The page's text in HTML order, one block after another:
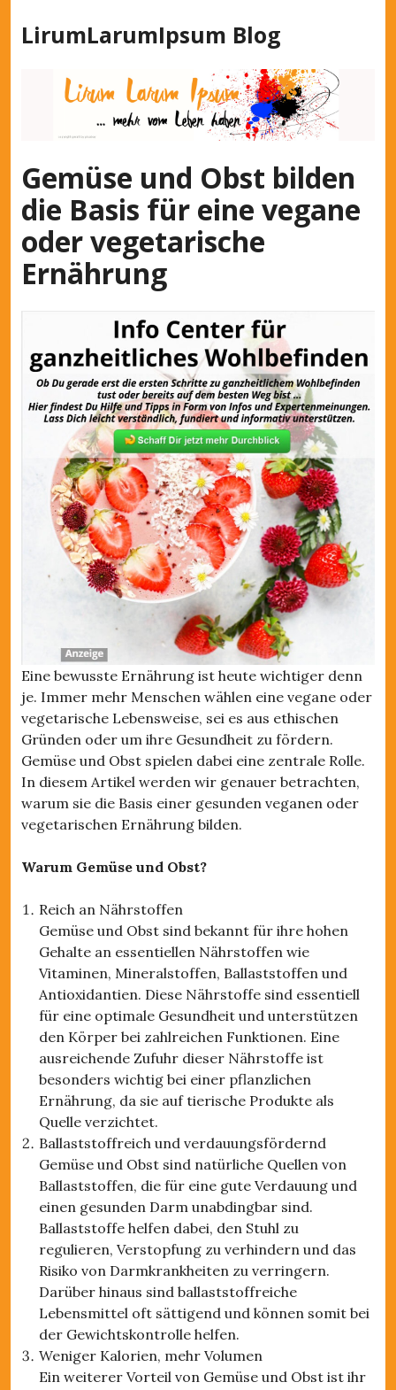
u
t
s
p
r
i
n
g
LirumLarumIpsum Blog
Gemüse und Obst bilden
die Basis für eine vegane
oder vegetarische
Ernährung
Eine bewusste Ernährung ist heute wichtiger denn
je. Immer mehr Menschen wählen eine vegane oder
vegetarische Lebensweise, sei es aus ethischen
Gründen oder um ihre Gesundheit zu fördern.
Gemüse und Obst spielen dabei eine zentrale Rolle.
In diesem Artikel werden wir genauer betrachten,
warum sie die Basis einer gesunden veganen oder
vegetarischen Ernährung bilden.
Warum Gemüse und Obst?
Reich an Nährstoffen
Gemüse und Obst sind bekannt für ihre hohen
Gehalte an essentiellen Nährstoffen wie
Vitaminen, Mineralstoffen, Ballaststoffen und
Antioxidantien. Diese Nährstoffe sind essentiell
für eine optimale Gesundheit und unterstützen
den Körper bei zahlreichen Funktionen. Eine
ausreichende Zufuhr dieser Nährstoffe ist
besonders wichtig bei einer pflanzlichen
Ernährung, da sie auf tierische Produkte als
Quelle verzichtet.
Ballaststoffreich und verdauungsfördernd
Gemüse und Obst sind natürliche Quellen von
Ballaststoffen, die für eine gute Verdauung und
einen gesunden Darm unabdingbar sind.
Ballaststoffe helfen dabei, den Stuhl zu
regulieren, Verstopfung zu verhindern und das
Risiko von Darmkrankheiten zu verringern.
Darüber hinaus sind ballaststoffreiche
Lebensmittel oft sättigend und können somit bei
der Gewichtskontrolle helfen.
Weniger Kalorien, mehr Volumen
Ein weiterer Vorteil von Gemüse und Obst ist ihr